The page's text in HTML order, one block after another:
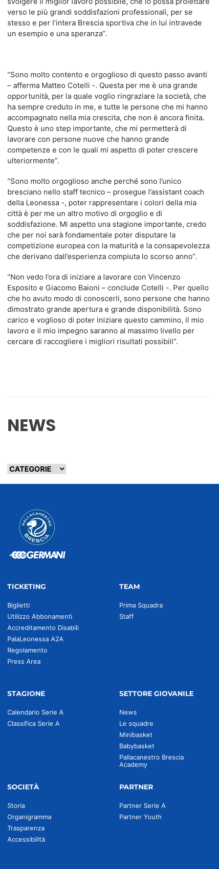
verso le più grandi soddisfazioni professionali, per se
stesso e per l’intera Brescia sportiva che in lui intravede
un esempio e una speranza”.
“Sono molto contento e orgoglioso di questo passo avanti
– afferma Matteo Cotelli -. Questa per me è una grande
opportunità, per la quale voglio ringraziare la società, che
ha sempre creduto in me, e tutte le persone che mi hanno
accompagnato nella mia crescita, che non è ancora finita.
Questo è uno step importante, che mi permetterà di
lavorare con persone nuove che hanno grande
competenze e con le quali mi aspetto di poter crescere
ulteriormente”.
“Sono molto orgoglioso anche perché sono l’unico
bresciano nello staff tecnico – prosegue l’assistant coach
della Leonessa -, poter rappresentare i colori della mia
città è per me un altro motivo di orgoglio e di
soddisfazione. Mi aspetto una stagione importante, credo
che per noi sarà fondamentale poter disputare la
competizione europea con la maturità e la consapevolezza
che derivano dall’esperienza compiuta lo scorso anno”.
“Non vedo l’ora di iniziare a lavorare con Vincenzo
Esposito e Giacomo Baioni – conclude Cotelli -. Per quello
che ho avuto modo di conoscerli, sono persone che hanno
dimostrato grande apertura e grande disponibilità. Sono
carico e voglioso di poter iniziare questo cammino, il mio
lavoro e il mio impegno saranno al massimo livello per
cercare di raccogliere i migliori risultati possibili”.
NEWS
TICKETING
Biglietti
Utilizzo Abbonamenti
Accreditamento Disabili
PalaLeonessa A2A
Regolamento
Press Area
TEAM
Prima Squadra
Staff
STAGIONE
Calendario Serie A
Classifica Serie A
SETTORE GIOVANILE
News
Le squadre
Minibasket
Babybasket
Pallacanestro Brescia
Academy
SOCIETÀ
Storia
Organigramma
Trasparenza
Accessibilità
PARTNER
Partner Serie A
Partner Youth